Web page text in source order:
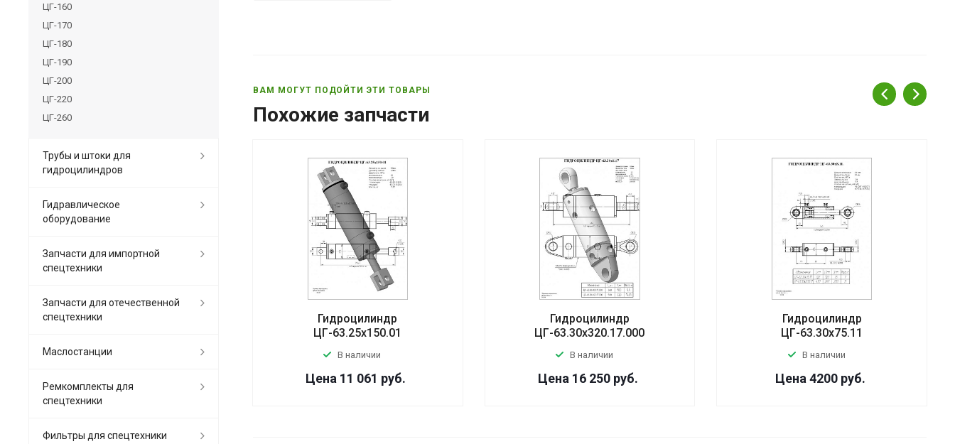
ВАМ МОГУТ ПОДОЙТИ ЭТИ ТОВАРЫ
Похожие запчасти
Гидроцилиндр
ЦГ-63.25х150.01
В наличии
Цена 11 061 руб.
Гидроцилиндр
ЦГ-63.30х320.17.000
В наличии
Цена 16 250 руб.
Гидроцилиндр
ЦГ-63.30х75.11
В наличии
Цена 4200 руб.
ЦГ-160
ЦГ-170
ЦГ-180
ЦГ-190
ЦГ-200
ЦГ-220
ЦГ-260
Трубы и штоки для
гидроцилиндров
Гидравлическое
оборудование
Запчасти для импортной
спецтехники
Запчасти для отечественной
спецтехники
Маслостанции
Ремкомплекты для
спецтехники
Фильтры для спецтехники